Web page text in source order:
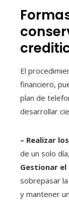
El
financiero,
plan de
desarrollar
– Realizar
de un solo
Gestionar
sobrepasar
y mantener